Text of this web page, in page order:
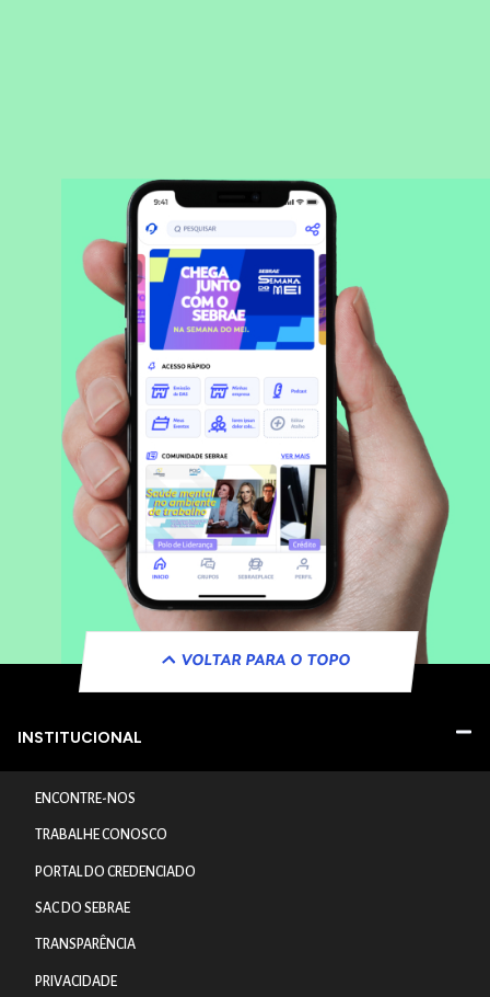
VOLTAR PARA O TOPO
INSTITUCIONAL
ENCONTRE-NOS
TRABALHE CONOSCO
PORTAL DO CREDENCIADO
SAC DO SEBRAE
TRANSPARÊNCIA
PRIVACIDADE